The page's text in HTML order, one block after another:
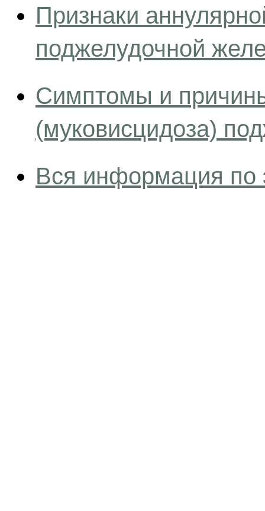
Признаки
поджелудочной
Симптомы и
(муковисцидоза)
Вся информация по